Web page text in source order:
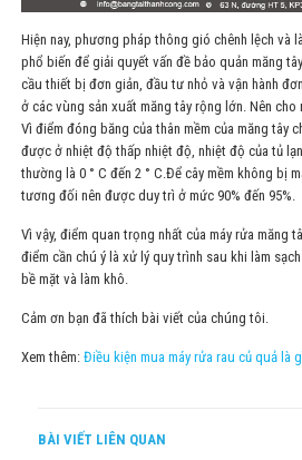
Hiện nay, phương pháp thông gió chênh lệch và
phổ biến để giải quyết vấn đề bảo quản măng
cầu thiết bị đơn giản, đầu tư nhỏ và vận hành
ở các vùng sản xuất măng tây rộng lớn. Nên cho
Vì điểm đóng băng của thân mềm của măng tây
được ở nhiệt độ thấp nhiệt độ, nhiệt độ của tủ
thường là 0 ° C đến 2 ° C.Để cây mềm không bị
tương đối nên được duy trì ở mức 90% đến 95%.
Vì vậy, điểm quan trọng nhất của máy rửa măng
điểm cần chú ý là xử lý quy trình sau khi làm
bề mặt và làm khô.
Cảm ơn bạn đã thích bài viết của chúng tôi.
Xem thêm:Điều kiện mua máy rửa rau củ quả là
BÀI VIẾT LIÊN QUAN